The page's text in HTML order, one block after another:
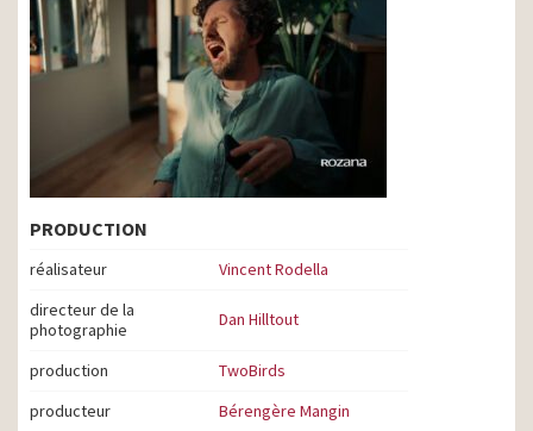
PRODUCTION
réalisateur
Vincent Rodella
directeur de la
photographie
Dan Hilltout
production
TwoBirds
producteur
Bérengère Mangin